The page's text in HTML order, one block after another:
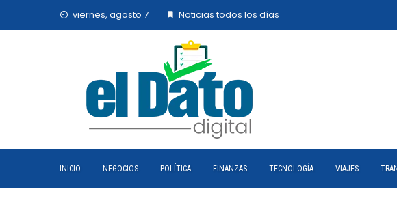
viernes, agosto 7 Noticias todos los días
INICIO NEGOCIOS POLÍTICA FINANZAS TECNOLOGÍA VIAJES